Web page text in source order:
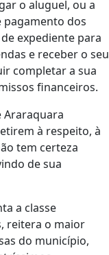
o aluguel, ou a
pagamento dos
expediente para
e receber o seu
completar a sua
financeiros.
Araraquara
à respeito, à
tem certeza
de sua
a classe
reitera o maior
do município,